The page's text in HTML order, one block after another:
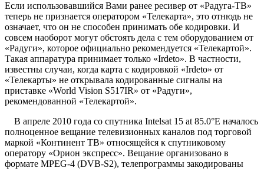
Если использовавшийся Вами ранее ресивер от «Радуга-TB»
теперь не признается оператором «Телекарта», это отнюдь не
означает, что он не способен принимать обе кодировки. И
совсем наоборот могут обстоять дела с тем оборудованием от
«Радуги», которое официально рекомендуется «Телекартой».
Такая аппаратура принимает только «Irdeto». В частности,
известны случаи, когда карта с кодировкой «Irdeto» от
«Телекарты» не открывала кодированные сигналы на
приставке «World Vision S517IR» от «Радуги»,
рекомендованной «Телекартой».
В апреле 2010 года со спутника Intelsat 15 at 85.0°E началось
полноценное вещание телевизионных каналов под торговой
маркой «Континент ТВ» относящейся к спутниковому
оператору «Орион экспресс». Вещание организовано в
формате MPEG-4 (DVB-S2), телепрограммы закодированы